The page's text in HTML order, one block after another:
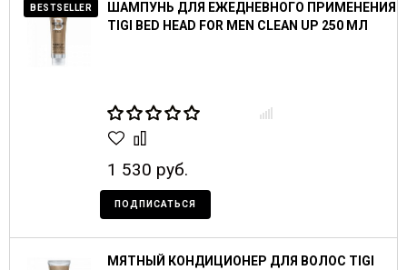
BESTSELLER
ШАМПУНЬ ДЛЯ ЕЖЕДНЕВНОГО ПРИМЕНЕНИЯ
TIGI BED HEAD FOR MEN CLEAN UP 250 МЛ
1 530 руб.
ПОДПИСАТЬСЯ
МЯТНЫЙ КОНДИЦИОНЕР ДЛЯ ВОЛОС TIGI